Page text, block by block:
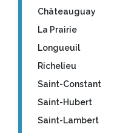
Châteauguay
La Prairie
Longueuil
Richelieu
Saint-Constant
Saint-Hubert
Saint-Lambert